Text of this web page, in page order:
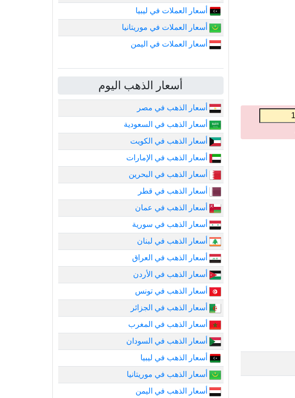
أسعار العملات في ليبيا
أسعار العملات في موريتانيا
أسعار العملات في اليمن
أسعار الذهب اليوم
أسعار الذهب في مصر
أسعار الذهب في السعودية
أسعار الذهب في الكويت
أسعار الذهب في الإمارات
أسعار الذهب في البحرين
أسعار الذهب في قطر
أسعار الذهب في عمان
أسعار الذهب في سورية
أسعار الذهب في لبنان
أسعار الذهب في العراق
أسعار الذهب في الأردن
أسعار الذهب في تونس
أسعار الذهب في الجزائر
أسعار الذهب في المغرب
أسعار الذهب في السودان
أسعار الذهب في ليبيا
أسعار الذهب في موريتانيا
أسعار الذهب في اليمن